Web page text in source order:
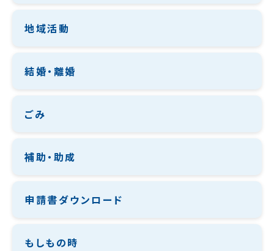
地域活動
結婚・離婚
ごみ
補助・助成
申請書ダウンロード
もしもの時